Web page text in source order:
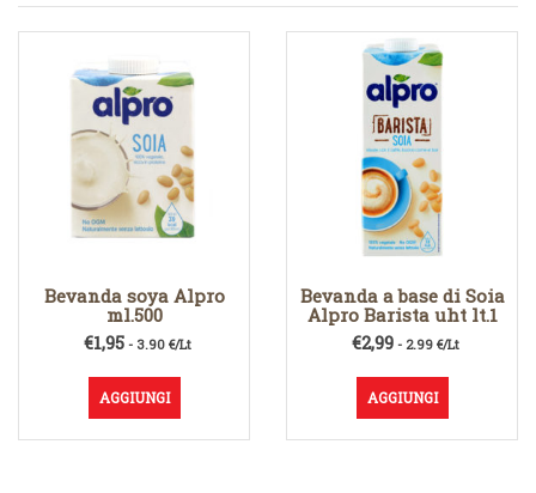
Bevanda soya Alpro
ml.500
€1,95- 3.90 €/Lt
AGGIUNGI
Bevanda a base di Soia
Alpro Barista uht lt.1
€2,99- 2.99 €/Lt
AGGIUNGI